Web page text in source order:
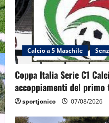
Calcio a 5 Maschile
Coppa Italia Serie C1
accoppiamenti del primo
sportjonico 07/08/2026